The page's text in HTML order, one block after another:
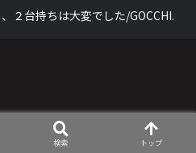
２台持ちは大変でした/GOCCHI.
検索 トップ